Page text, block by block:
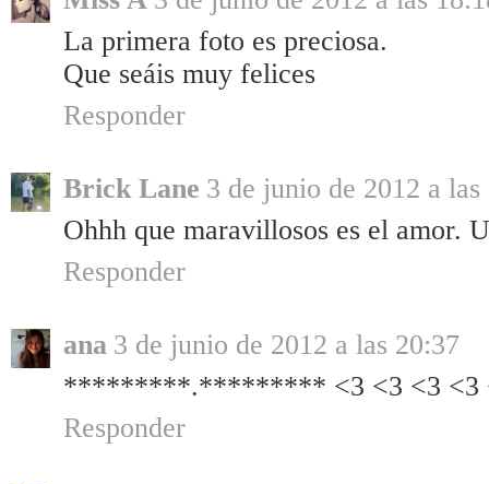
La primera foto es preciosa.
Que seáis muy felices
Responder
Brick Lane 3 de junio de 2012 a las
Ohhh que maravillosos es el amor.
Responder
ana 3 de junio de 2012 a las 20:37
*********.********* <3 <3 <3 <3
Responder